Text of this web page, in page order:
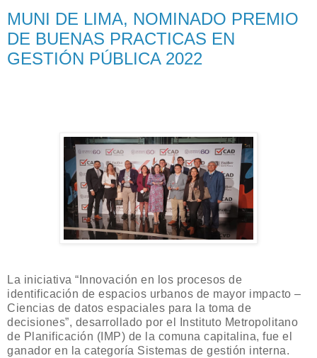
MUNI DE LIMA, NOMINADO PREMIO
DE BUENAS PRACTICAS EN
GESTIÓN PÚBLICA 2022
La iniciativa “Innovación en los procesos de
identificación de espacios urbanos de mayor impacto –
Ciencias de datos espaciales para la toma de
decisiones”, desarrollado por el Instituto Metropolitano
de Planificación (IMP) de la comuna capitalina, fue el
ganador en la categoría Sistemas de gestión interna.